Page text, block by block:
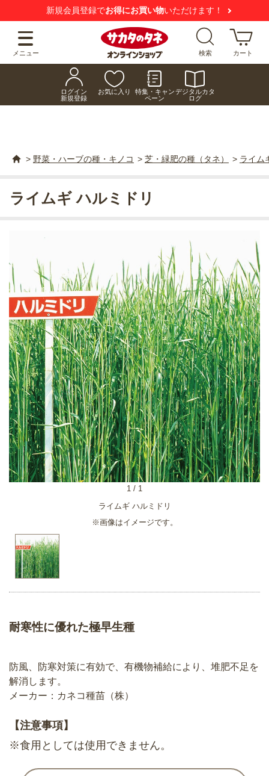
新規会員登録でお得にお買い物いただけます！
メニュー 検索 カート
ログイン
新規登録
お気に入り
特集・キャン
ペーン
デジタルカタ
ログ
> 野菜・ハーブの種・キノコ > 芝・緑肥の種（タネ） > ライム
ライムギ ハルミドリ
※画像はイメージです。
1 / 1
ライムギ ハルミドリ
耐寒性に優れた極早生種
防風、防寒対策に有効で、有機物補給により、堆肥不足を
解消します。
メーカー：カネコ種苗（株）
【注意事項】
※食用としては使用できません。